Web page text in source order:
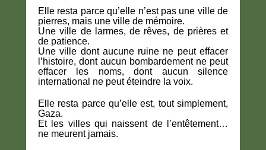
Elle resta parce qu’elle n’est pas une ville de
pierres, mais une ville de mémoire.
Une ville de larmes, de rêves, de prières et
de patience.
Une ville dont aucune ruine ne peut effacer
l’histoire, dont aucun bombardement ne peut
effacer les noms, dont aucun silence
international ne peut éteindre la voix.
Elle resta parce qu’elle est, tout simplement,
Gaza.
Et les villes qui naissent de l’entêtement…
ne meurent jamais.